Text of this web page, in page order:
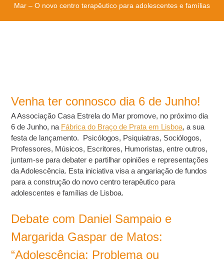
Mar – O novo centro terapêutico para adolescentes e famílias
Venha ter connosco dia 6 de Junho!
A Associação Casa Estrela do Mar promove, no próximo dia
6 de Junho, na Fábrica do Braço de Prata em Lisboa, a sua
festa de lançamento. Psicólogos, Psiquiatras, Sociólogos,
Professores, Músicos, Escritores, Humoristas, entre outros,
juntam-se para debater e partilhar opiniões e representações
da Adolescência. Esta iniciativa visa a angariação de fundos
para a construção do novo centro terapêutico para
adolescentes e famílias de Lisboa.
Debate com Daniel Sampaio e
Margarida Gaspar de Matos:
“Adolescência: Problema ou